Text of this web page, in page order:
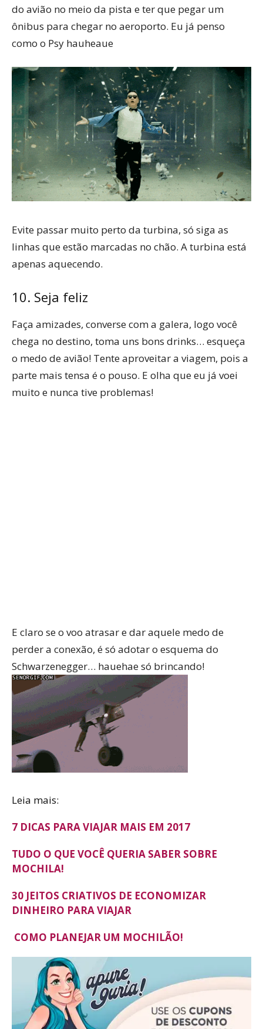
do avião no meio da pista e ter que pegar um
ônibus para chegar no aeroporto. Eu já penso
como o Psy hauheaue
Evite passar muito perto da turbina, só siga as
linhas que estão marcadas no chão. A turbina está
apenas aquecendo.
10. Seja feliz
Faça amizades, converse com a galera, logo você
chega no destino, toma uns bons drinks… esqueça
o medo de avião! Tente aproveitar a viagem, pois a
parte mais tensa é o pouso. E olha que eu já voei
muito e nunca tive problemas!
E claro se o voo atrasar e dar aquele medo de
perder a conexão, é só adotar o esquema do
Schwarzenegger… hauehae só brincando!
Leia mais:
7 DICAS PARA VIAJAR MAIS EM 2017
TUDO O QUE VOCÊ QUERIA SABER SOBRE
MOCHILA!
30 JEITOS CRIATIVOS DE ECONOMIZAR
DINHEIRO PARA VIAJAR
COMO PLANEJAR UM MOCHILÃO!